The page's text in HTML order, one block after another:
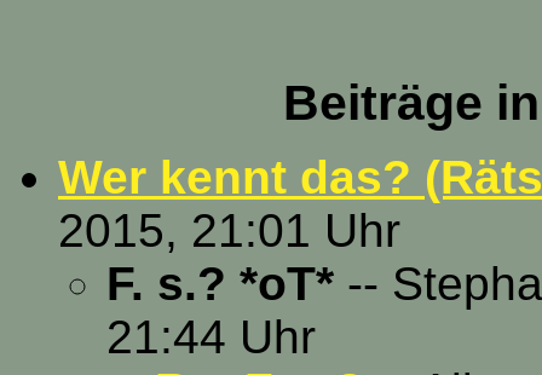
Beiträge
Wer kennt das?
2015, 21:01 Uhr
F. s.? *oT* --
21:44 Uhr